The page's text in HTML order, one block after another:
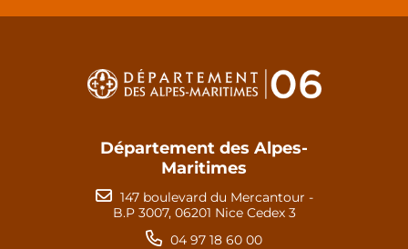
Département des Alpes-
Maritimes
147 boulevard du Mercantour -
B.P 3007, 06201 Nice Cedex 3
04 97 18 60 00